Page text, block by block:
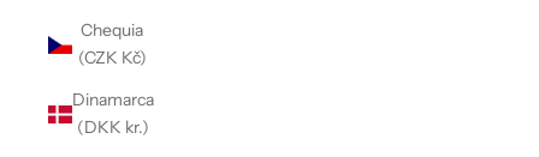
Chequia
(CZK Kč)
Dinamarca
(DKK kr.)